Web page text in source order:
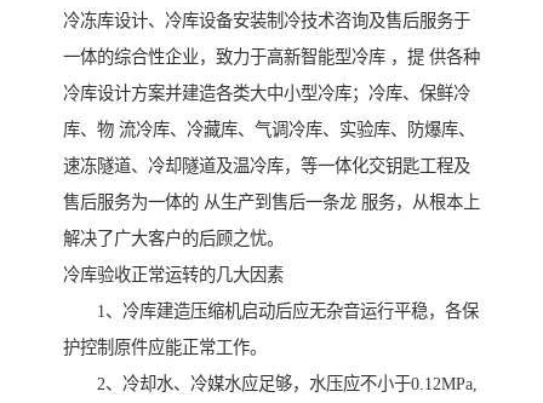
冷冻库设计、冷库设备安装制冷技术咨询及售后服务于
一体的综合性企业，致力于高新智能型冷库 ，提 供各种
冷库设计方案并建造各类大中小型冷库；冷库、保鲜冷
库、物 流冷库、冷藏库、气调冷库、实验库、防爆库、
速冻隧道、冷却隧道及温冷库，等一体化交钥匙工程及
售后服务为一体的 从生产到售后一条龙 服务，从根本上
解决了广大客户的后顾之忧。
冷库验收正常运转的几大因素
1、冷库建造压缩机启动后应无杂音运行平稳，各保
护控制原件应能正常工作。
2、冷却水、冷媒水应足够，水压应不小于0.12MPa,